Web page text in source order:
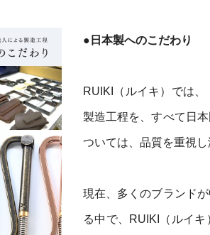
●日本製へのこだわり
RUIKI（ルイキ）では
製造工程を、すべて日
ついては、品質を重視し
現在、多くのブランド
る中で、RUIKI（ルイ